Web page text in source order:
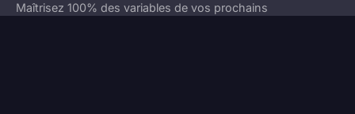
Maîtrisez 100% des variables de vos prochains